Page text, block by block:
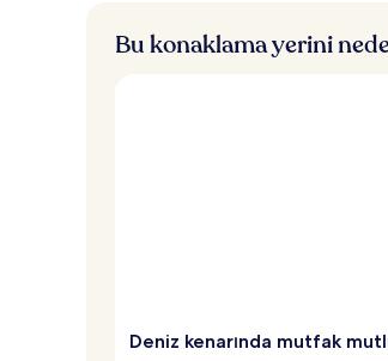
Bu konaklama yerini
Deniz kenarında mutfak